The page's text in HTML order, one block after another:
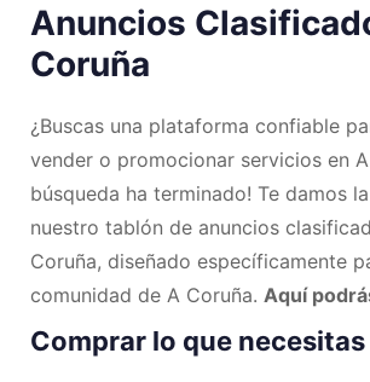
Anuncios
Coruña
¿Buscas una plataforma confiable
vender o promocionar servicios en A
búsqueda ha terminado! Te damos
nuestro tablón de anuncios
Coruña, diseñado específicamente
comunidad de A Coruña. Aquí
Comprar lo que necesitas